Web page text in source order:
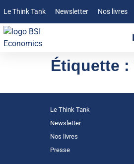
Le Think Tank Newsletter Nos livres
Étiquette :
Le Think Tank
Newsletter
Nos livres
Presse